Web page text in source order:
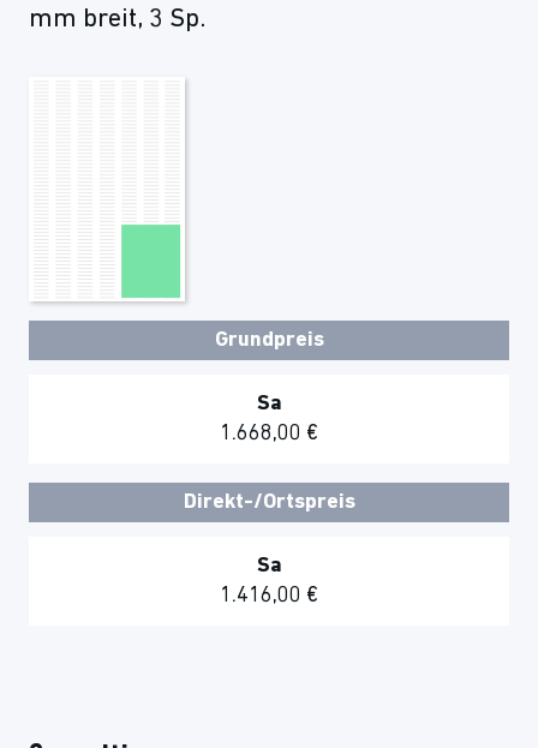
mm breit, 3 Sp.
Grundpreis
Sa
1.668,00 €
Direkt-/Ortspreis
Sa
1.416,00 €